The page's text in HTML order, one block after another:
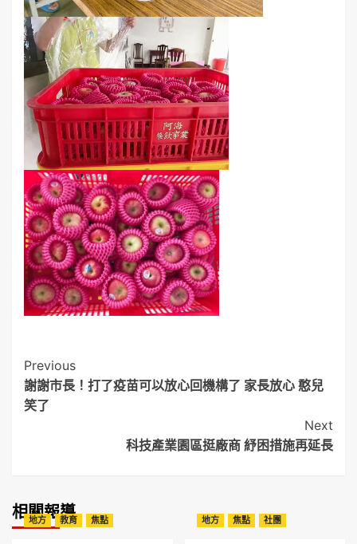
Post
Navigation
Previous
謝謝市長！打了疫苗可以放心回機構了 家長放心 憨兒
笑了
Next
科技產業園區挺廠商 紓困措施再延長
相關報導
地方 教育 焦點 地方 焦點 社團